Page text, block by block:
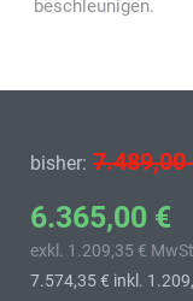
beschleunigen.
bisher: 7.489,00
6.365,00 €
exkl. 1.209,35 €
7.574,35 € inkl.